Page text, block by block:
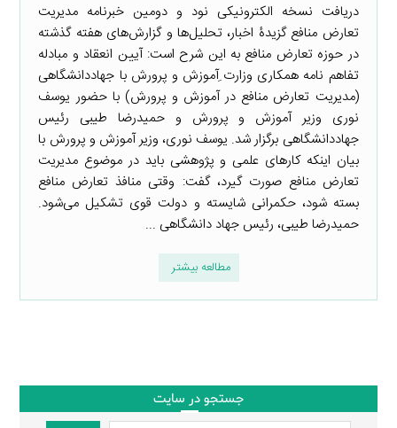
دریافت نسخه الکترونیکی نود و دومین خبرنامه مدیریت
تعارض منافع گزیدۀ اخبار، تحلیل‌ها و گزارش‌های هفته گذشته
در حوزه تعارض منافع به این شرح است: آیین انعقاد و مبادله
تفاهم نامه همکاری وزارت ِآموزش و پرورش با جهاددانشگاهی
(مدیریت تعارض منافع در آموزش و پرورش) با حضور یوسف
نوری وزیر آموزش و پرورش و حمیدرضا طیبی رئیس
جهاددانشگاهی برگزار شد. یوسف نوری، وزیر آموزش و پرورش با
بیان اینکه کارهای علمی و پژوهشی باید در موضوع مدیریت
تعارض منافع صورت گیرد، گفت: وقتی منافذ تعارض منافع
بسته شود، حکمرانی شایسته و دولت قوی تشکیل می‌شود.
حمیدرضا طیبی، رئیس جهاد دانشگاهی ...
مطالعه بیشتر
جستجو در سایت